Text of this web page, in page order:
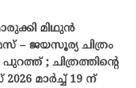
മിഥുൻ
– ജയസൂര്യ ചിത്രം
; ചിത്രത്തിന്റെ
മാർച്ച് 19 ന്